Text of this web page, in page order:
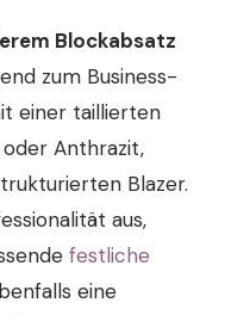
Blockabsatz
zum Business-
einer taillierten
Anthrazit,
Blazer.
aus,
festliche
eine